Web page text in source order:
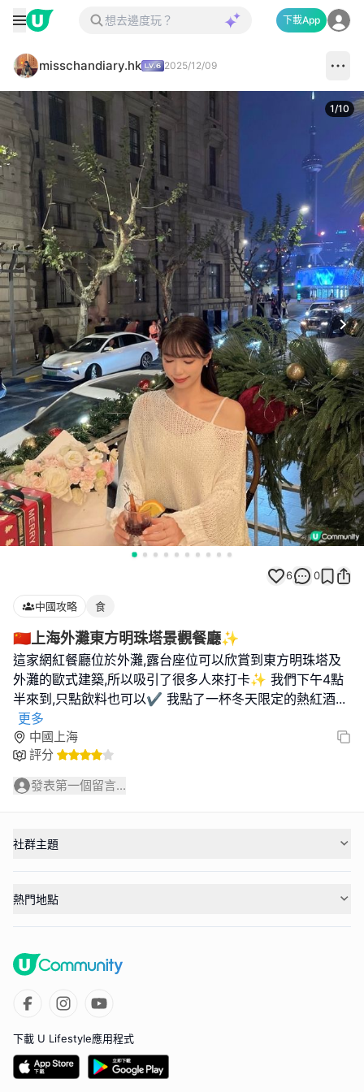
下載App
misschandiary.hk 2025/12/09
1/10
6 0
中國攻略 食
🇨🇳上海外灘東方明珠塔景觀餐廳✨
這家網紅餐廳位於外灘,露台座位可以欣賞到東方明珠塔及
外灘的歐式建築,所以吸引了很多人來打卡✨ 我們下午4點
半來到,只點飲料也可以✔️ 我點了一杯冬天限定的熱紅酒...
更多
中國上海
評分
發表第一個留言...
社群主題
熱門地點
下載 U Lifestyle應用程式